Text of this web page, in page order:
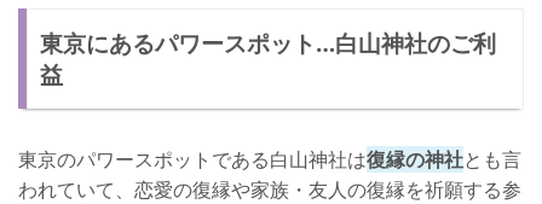
東京にあるパワースポット…白山神社のご利
益
東京のパワースポットである白山神社は復縁の神社とも言
われていて、恋愛の復縁や家族・友人の復縁を祈願する参